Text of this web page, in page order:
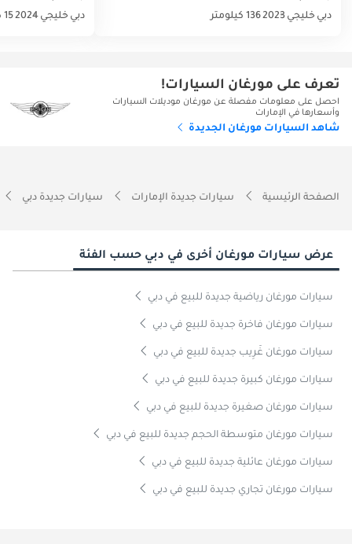
دبي خليجي 2023136 كيلومتر دبي خليجي 202415 كيلومتر
تعرف على مورغان السيارات!
احصل على معلومات مفصلة عن مورغان موديلات السيارات
وأسعارها في الإمارات
شاهد السيارات مورغان الجديدة
الصفحة الرئيسية سيارات جديدة الإمارات سيارات جديدة دبي
عرض سيارات مورغان أخرى في دبي حسب الفئة
سيارات مورغان رياضية جديدة للبيع في دبي
سيارات مورغان فاخرة جديدة للبيع في دبي
سيارات مورغان غَرِيب جديدة للبيع في دبي
سيارات مورغان كبيرة جديدة للبيع في دبي
سيارات مورغان صغيرة جديدة للبيع في دبي
سيارات مورغان متوسطة الحجم جديدة للبيع في دبي
سيارات مورغان عائلية جديدة للبيع في دبي
سيارات مورغان تجاري جديدة للبيع في دبي